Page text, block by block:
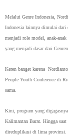
Melalui Genre Indonesia,
Indonesia lainnya dimulai dari
menjadi role model, anak-
yang menjadi dasar dari
Keren banget karena
People Youth Conference di
sama.
Kini, program yang
Kalimantan Barat. Hingga saat
direduplikasi di lima provinsi.